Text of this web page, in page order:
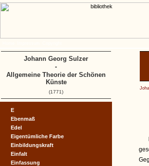
E
Ebenmaß
Edel
Eigentümliche Farbe
Einbildungskraft
Einfalt
Einfassung
Johann Georg Sulzer
-
Allgemeine Theorie der Schönen
Künste
(1771)